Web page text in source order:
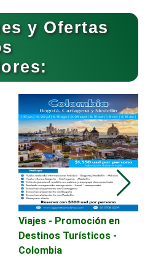
Fletes
y Ofertas
Viajes - Promoción en
Destinos Turísticos -
Colombia